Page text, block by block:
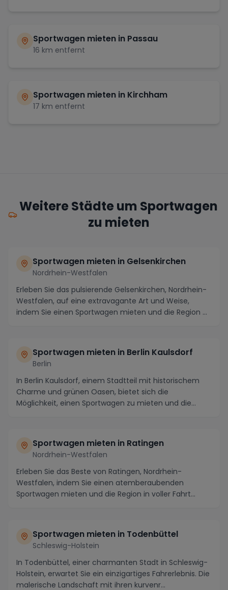
Sportwagen mieten in Passau
16 km entfernt
Sportwagen mieten in Kirchham
17 km entfernt
Weitere Städte um Sportwagen
zu mieten
Sportwagen mieten in Gelsenkirchen
Nordrhein-Westfalen
Erleben Sie das pulsierende Gelsenkirchen, Nordrhein-
Westfalen, auf eine extravagante Art und Weise,
indem Sie einen Sportwagen mieten und die Region ...
Sportwagen mieten in Berlin Kaulsdorf
Berlin
In Berlin Kaulsdorf, einem Stadtteil mit historischem
Charme und grünen Oasen, bietet sich die
Möglichkeit, einen Sportwagen zu mieten und die
Sportwagen mieten in Ratingen
Nordrhein-Westfalen
Erleben Sie das Beste von Ratingen, Nordrhein-
Westfalen, indem Sie einen atemberaubenden
Sportwagen mieten und die Region in voller Fahrt
Sportwagen mieten in Todenbüttel
Schleswig-Holstein
In Todenbüttel, einer charmanten Stadt in Schleswig-
Holstein, erwartet Sie ein einzigartiges Fahrerlebnis. Die
malerische Landschaft mit ihren kurvenr...